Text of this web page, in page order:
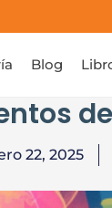
Blog
22, 2025